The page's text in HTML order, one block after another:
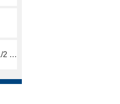
德国MEISTER流量计DKG-1/15 G 1/2 VA NOC 说明